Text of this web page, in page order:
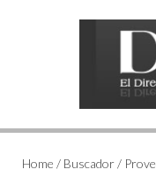
Home / Buscador /